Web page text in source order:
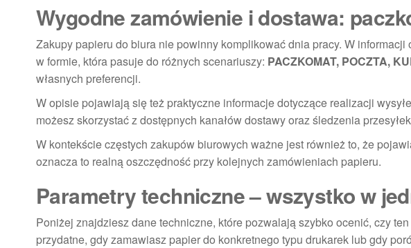
Wygodne zamówienie i dostawa:
Zakupy papieru do biura nie powinny komplikować dnia pracy. W
w formie, która pasuje do różnych scenariuszy: PACZKOMAT, POCZTA,
własnych preferencji.
W opisie pojawiają się też praktyczne informacje dotyczące realizacji
możesz skorzystać z dostępnych kanałów dostawy oraz śledzenia
W kontekście częstych zakupów biurowych ważne jest również to, że
oznacza to realną oszczędność przy kolejnych zamówieniach papieru.
Parametry techniczne – wszystko w
Poniżej znajdziesz dane techniczne, które pozwalają szybko ocenić, czy
przydatne, gdy zamawiasz papier do konkretnego typu drukarek lub gdy